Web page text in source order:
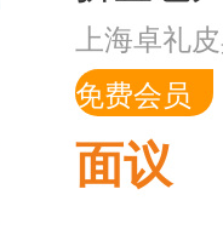
上海卓礼
免费会员
面议